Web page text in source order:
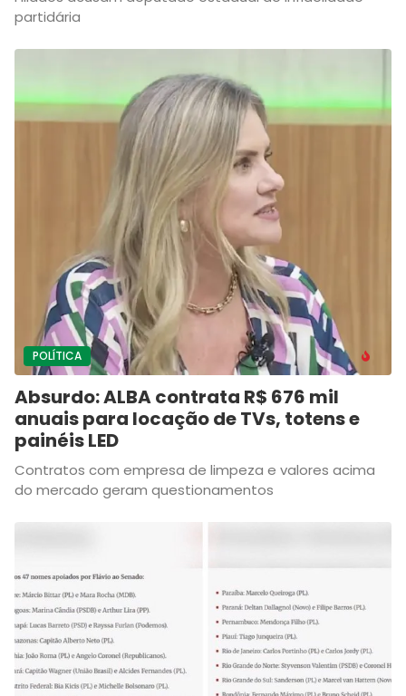
partidária
POLÍTICA
Absurdo: ALBA contrata R$ 676 mil
anuais para locação de TVs, totens e
painéis LED
Contratos com empresa de limpeza e valores acima
do mercado geram questionamentos